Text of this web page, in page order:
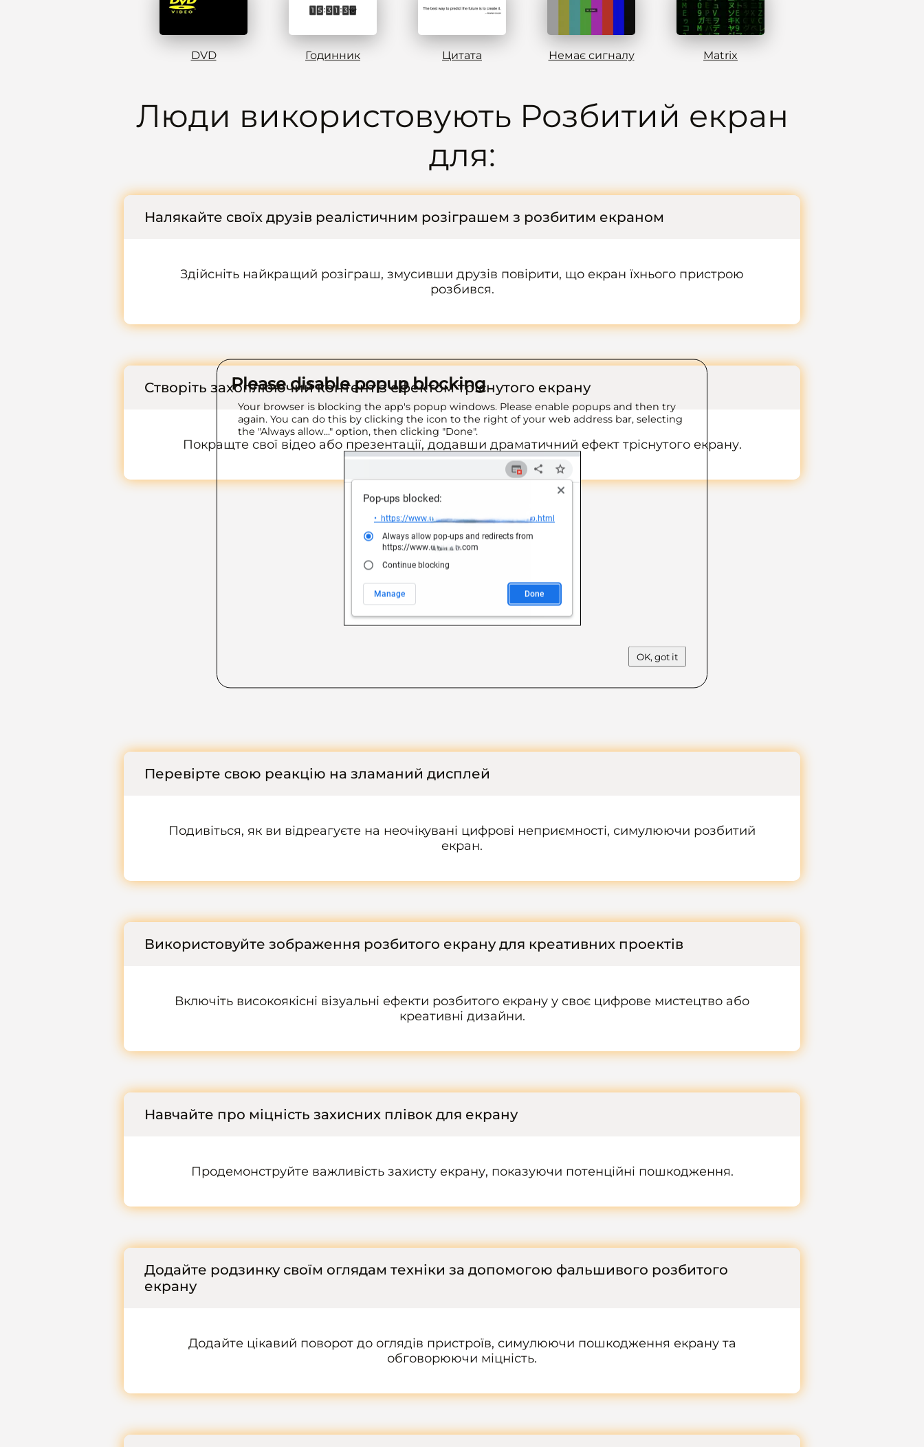
DVD Годинник Цитата Немає сигналу Matrix
Люди використовують Розбитий екран
для:
Налякайте своїх друзів реалістичним розіграшем з розбитим екраном
Здійсніть найкращий розіграш, змусивши друзів повірити, що екран їхнього пристрою
розбився.
Створіть захоплюючий контент з ефектом тріснутого екрану
Покращте свої відео або презентації, додавши драматичний ефект тріснутого екрану.
Перевірте свою реакцію на зламаний дисплей
Подивіться, як ви відреагуєте на неочікувані цифрові неприємності, симулюючи розбитий
екран.
Використовуйте зображення розбитого екрану для креативних проектів
Включіть високоякісні візуальні ефекти розбитого екрану у своє цифрове мистецтво або
креативні дизайни.
Навчайте про міцність захисних плівок для екрану
Продемонструйте важливість захисту екрану, показуючи потенційні пошкодження.
Додайте родзинку своїм оглядам техніки за допомогою фальшивого розбитого
екрану
Додайте цікавий поворот до оглядів пристроїв, симулюючи пошкодження екрану та
обговорюючи міцність.
Please disable popup blocking
Your browser is blocking the app's popup windows. Please enable popups and then try
again. You can do this by clicking the icon to the right of your web address bar, selecting
the "Always allow..." option, then clicking "Done".
OK, got it